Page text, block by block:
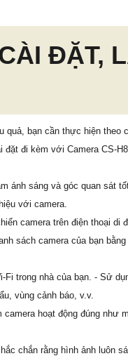
ĐẶT,
quả, bạn cần thực hiện theo
đi kèm với Camera CS-
ánh sáng và góc quan sát
với camera.
camera trên điện thoại di
sách camera của bạn
Fi trong nhà của bạn. - Sử
vùng cảnh báo, v.v.
hoạt động đúng như
chắn rằng hình ảnh luôn